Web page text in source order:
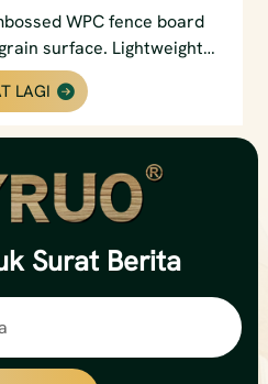
WPC fence board
surface. Lightweight
ideal for garden
flooring.
LAGI
Surat Berita